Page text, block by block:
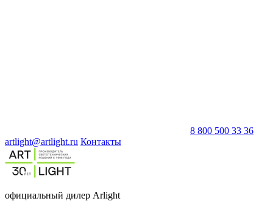
8 800 500 33 36
artlight@artlight.ru Контакты
официальный дилер Arlight